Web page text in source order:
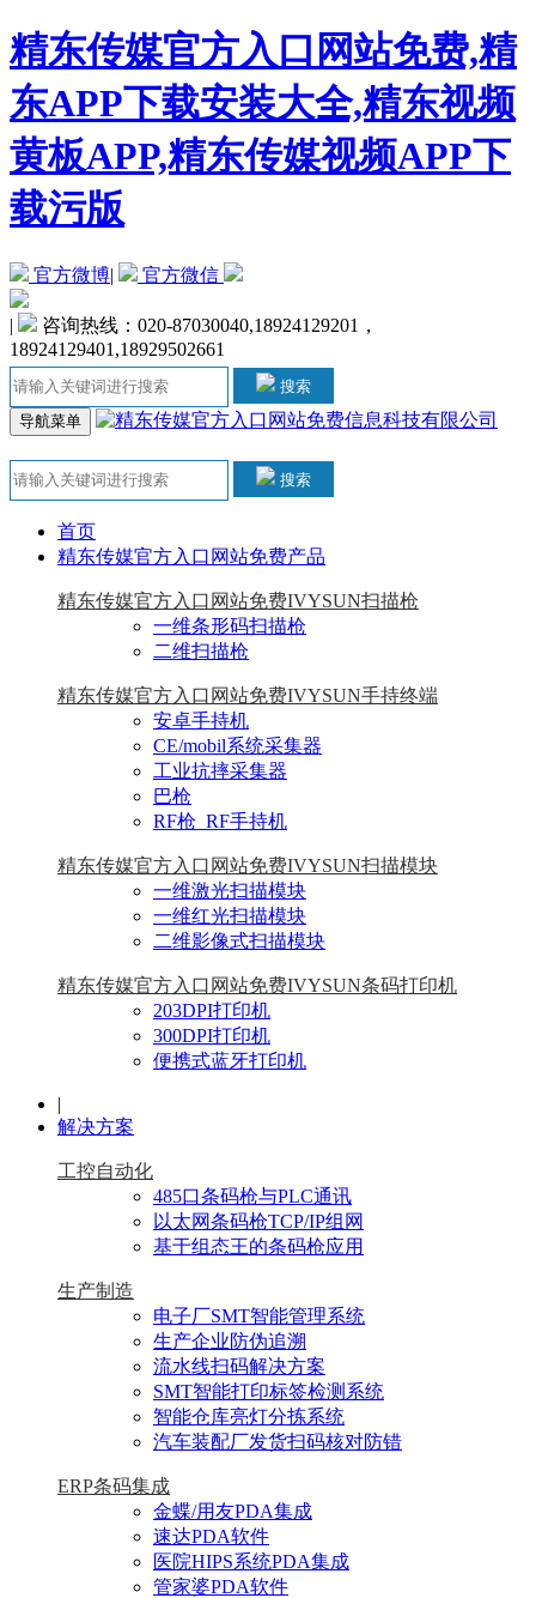
精东传媒官方入口网站免费,精
东APP下载安装大全,精东视频
黄板APP,精东传媒视频APP下
载污版
官方微博| 官方微信
|
咨询热线：020-87030040,18924129201，
18924129401,18929502661
搜索
导航菜单
搜索
首页
精东传媒官方入口网站免费产品
精东传媒官方入口网站免费IVYSUN扫描枪
一维条形码扫描枪
二维扫描枪
精东传媒官方入口网站免费IVYSUN手持终端
安卓手持机
CE/mobil系统采集器
工业抗摔采集器
巴枪
RF枪_RF手持机
精东传媒官方入口网站免费IVYSUN扫描模块
一维激光扫描模块
一维红光扫描模块
二维影像式扫描模块
精东传媒官方入口网站免费IVYSUN条码打印机
203DPI打印机
300DPI打印机
便携式蓝牙打印机
|
解决方案
工控自动化
485口条码枪与PLC通讯
以太网条码枪TCP/IP组网
基于组态王的条码枪应用
生产制造
电子厂SMT智能管理系统
生产企业防伪追溯
流水线扫码解决方案
SMT智能打印标签检测系统
智能仓库亮灯分拣系统
汽车装配厂发货扫码核对防错
ERP条码集成
金蝶/用友PDA集成
速达PDA软件
医院HIPS系统PDA集成
管家婆PDA软件